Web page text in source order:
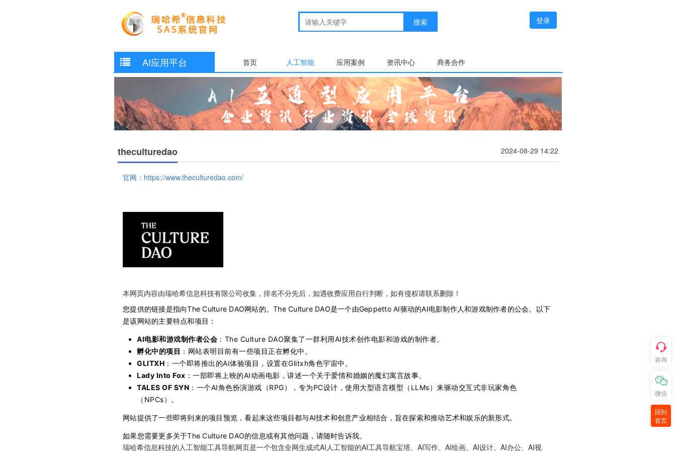
登录
AI应用平台 首页 人工智能 应用案例 资讯中心 商务合作
theculturedao 2024-08-29 14:22
官网：https://www.theculturedao.com/
本网页内容由瑞哈希信息科技有限公司收集，排名不分先后，如遇收费应用自行判断，如有侵权请联系删除！
您提供的链接是指向The Culture DAO网站的。The Culture DAO是一个由Geppetto AI驱动的AI电影制作人和游戏制作者的公会。以下
是该网站的主要特点和项目：
AI电影和游戏制作者公会 ：The Culture DAO聚集了一群利用AI技术创作电影和游戏的制作者。
孵化中的项目 ：网站表明目前有一些项目正在孵化中。
GLITXH ：一个即将推出的AI体验项目，设置在Glitxh角色宇宙中。
Lady Into Fox ：一部即将上映的AI动画电影，讲述一个关于爱情和婚姻的魔幻寓言故事。
TALES OF SYN ：一个AI角色扮演游戏（RPG），专为PC设计，使用大型语言模型（LLMs）来驱动交互式非玩家角色
（NPCs）。
网站提供了一些即将到来的项目预览，看起来这些项目都与AI技术和创意产业相结合，旨在探索和推动艺术和娱乐的新形式。
如果您需要更多关于The Culture DAO的信息或有其他问题，请随时告诉我。
瑞哈希信息科技的人工智能工具导航网页是一个包含全网生成式AI人工智能的AI工具导航宝塔、AI写作、AI绘画、AI设计、AI办公、AI视
咨询
微信
回到
首页